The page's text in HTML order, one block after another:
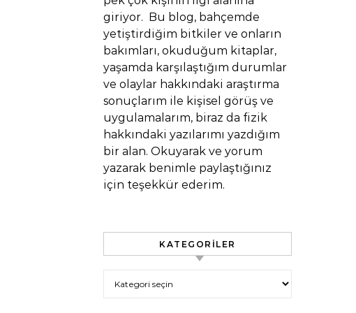
giriyor. Bu blog, bahçemde
yetiştirdiğim bitkiler ve onların
bakımları, okuduğum kitaplar,
yaşamda karşılaştığım durumlar
ve olaylar hakkındaki araştırma
sonuçlarım ile kişisel görüş ve
uygulamalarım, biraz da fizik
hakkındaki yazılarımı yazdığım
bir alan. Okuyarak ve yorum
yazarak benimle paylaştığınız
için teşekkür ederim.
KATEGORILER